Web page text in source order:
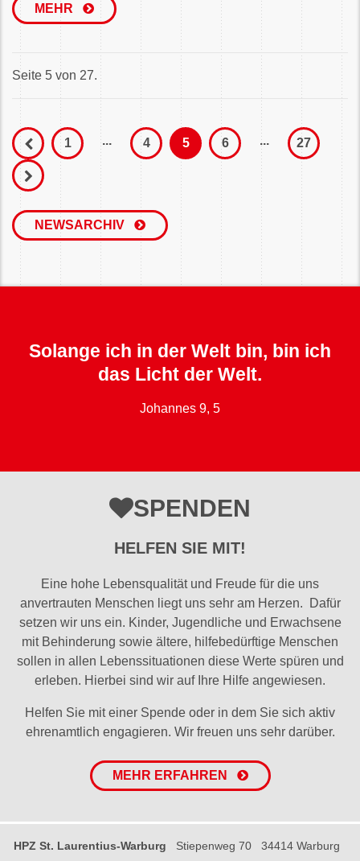
MEHR
Seite 5 von 27.
1 ... 4 5 6 ... 27
NEWSARCHIV
Solange ich in der Welt bin, bin ich
das Licht der Welt.
Johannes 9, 5
SPENDEN
HELFEN SIE MIT!
Eine hohe Lebensqualität und Freude für die uns
anvertrauten Menschen liegt uns sehr am Herzen. Dafür
setzen wir uns ein. Kinder, Jugendliche und Erwachsene
mit Behinderung sowie ältere, hilfebedürftige Menschen
sollen in allen Lebenssituationen diese Werte spüren und
erleben. Hierbei sind wir auf Ihre Hilfe angewiesen.
Helfen Sie mit einer Spende oder in dem Sie sich aktiv
ehrenamtlich engagieren. Wir freuen uns sehr darüber.
MEHR ERFAHREN
HPZ St. Laurentius-Warburg Stiepenweg 70
34414 Warburg